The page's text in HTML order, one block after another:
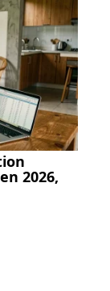
2026,